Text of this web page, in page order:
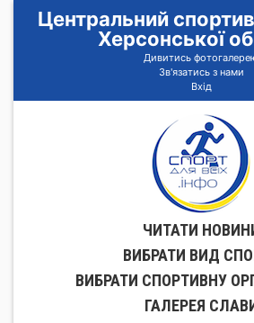
Центральний
Херсонської
Дивитись
Зв'язатись з нами
Вхід
ЧИТАТИ
ВИБРАТИ ВИД
ВИБРАТИ СПОРТИВНУ
ГАЛЕРЕЯ